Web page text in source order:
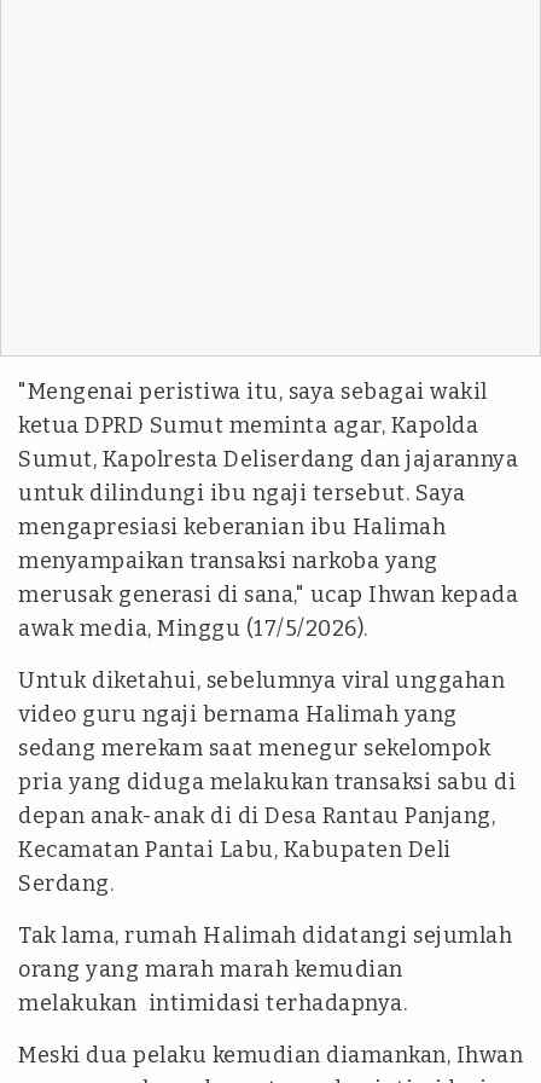
"Mengenai peristiwa itu, saya sebagai wakil
ketua DPRD Sumut meminta agar, Kapolda
Sumut, Kapolresta Deliserdang dan jajarannya
untuk dilindungi ibu ngaji tersebut. Saya
mengapresiasi keberanian ibu Halimah
menyampaikan transaksi narkoba yang
merusak generasi di sana," ucap Ihwan kepada
awak media, Minggu (17/5/2026).
Untuk diketahui, sebelumnya viral unggahan
video guru ngaji bernama Halimah yang
sedang merekam saat menegur sekelompok
pria yang diduga melakukan transaksi sabu di
depan anak-anak di di Desa Rantau Panjang,
Kecamatan Pantai Labu, Kabupaten Deli
Serdang.
Tak lama, rumah Halimah didatangi sejumlah
orang yang marah marah kemudian
melakukan intimidasi terhadapnya.
Meski dua pelaku kemudian diamankan, Ihwan